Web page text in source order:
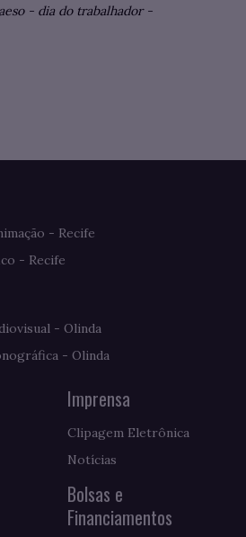
- dia do trabalhador-
- Recife
- Recife
- Olinda
- Olinda
Imprensa
Clipagem Eletrônica
Notícias
Bolsas e
Financiamentos